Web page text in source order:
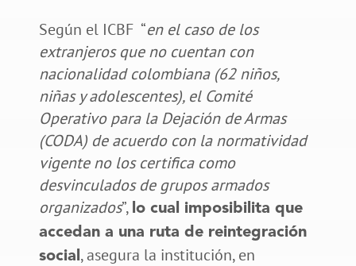
Según el ICBF “en el caso de los
extranjeros que no cuentan con
nacionalidad colombiana (62 niños,
niñas y adolescentes), el Comité
Operativo para la Dejación de Armas
(CODA) de acuerdo con la normatividad
vigente no los certifica como
desvinculados de grupos armados
organizados”, lo cual imposibilita que
accedan a una ruta de reintegración
social , asegura la institución, en